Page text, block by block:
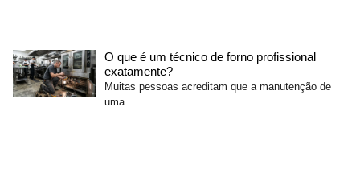
O que é um técnico de forno profissional
exatamente?
Muitas pessoas acreditam que a manutenção de
uma